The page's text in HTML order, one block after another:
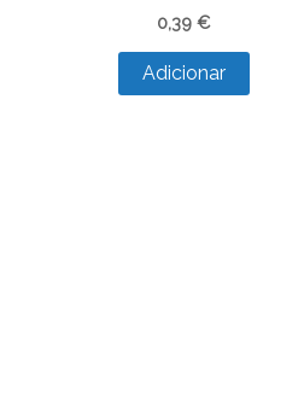
0,39 €
Adicionar